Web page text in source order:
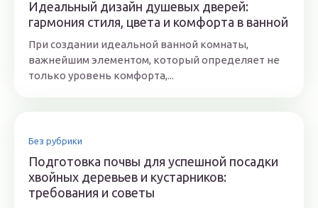
Идеальный дизайн душевых дверей:
гармония стиля, цвета и комфорта в ванной
При создании идеальной ванной комнаты,
важнейшим элементом, который определяет не
только уровень комфорта,...
Без рубрики
Подготовка почвы для успешной посадки
хвойных деревьев и кустарников:
требования и советы